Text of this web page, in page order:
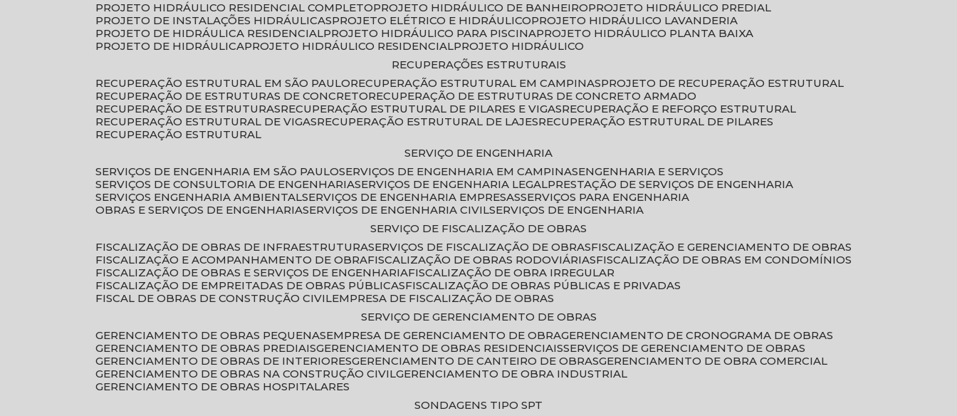
PROJETO HIDRÁULICO RESIDENCIAL COMPLETO
PROJETO HIDRÁULICO DE BANHEIRO
PROJETO HIDRÁULICO PREDIAL
PROJETO DE INSTALAÇÕES HIDRÁULICAS
PROJETO ELÉTRICO E HIDRÁULICO
PROJETO HIDRÁULICO LAVANDERIA
PROJETO DE HIDRÁULICA RESIDENCIAL
PROJETO HIDRÁULICO PARA PISCINA
PROJETO HIDRÁULICO PLANTA BAIXA
PROJETO DE HIDRÁULICA
PROJETO HIDRÁULICO RESIDENCIAL
PROJETO HIDRÁULICO
RECUPERAÇÕES ESTRUTURAIS
RECUPERAÇÃO ESTRUTURAL EM SÃO PAULO
RECUPERAÇÃO ESTRUTURAL EM CAMPINAS
PROJETO DE RECUPERAÇÃO ESTRUTURAL
RECUPERAÇÃO DE ESTRUTURAS DE CONCRETO
RECUPERAÇÃO DE ESTRUTURAS DE CONCRETO ARMADO
RECUPERAÇÃO DE ESTRUTURAS
RECUPERAÇÃO ESTRUTURAL DE PILARES E VIGAS
RECUPERAÇÃO E REFORÇO ESTRUTURAL
RECUPERAÇÃO ESTRUTURAL DE VIGAS
RECUPERAÇÃO ESTRUTURAL DE LAJES
RECUPERAÇÃO ESTRUTURAL DE PILARES
RECUPERAÇÃO ESTRUTURAL
SERVIÇO DE ENGENHARIA
SERVIÇOS DE ENGENHARIA EM SÃO PAULO SERVIÇOS DE ENGENHARIA EM CAMPINAS
ENGENHARIA E SERVIÇOS
SERVIÇOS DE CONSULTORIA DE ENGENHARIA SERVIÇOS DE ENGENHARIA LEGAL
PRESTAÇÃO DE SERVIÇOS DE ENGENHARIA
SERVIÇOS ENGENHARIA AMBIENTAL SERVIÇOS DE ENGENHARIA EMPRESAS SERVIÇOS PARA ENGENHARIA
OBRAS E SERVIÇOS DE ENGENHARIA SERVIÇOS DE ENGENHARIA CIVIL SERVIÇOS DE ENGENHARIA
SERVIÇO DE FISCALIZAÇÃO DE OBRAS
FISCALIZAÇÃO DE OBRAS DE INFRAESTRUTURA SERVIÇOS DE FISCALIZAÇÃO DE OBRAS
FISCALIZAÇÃO E GERENCIAMENTO DE OBRAS
FISCALIZAÇÃO E ACOMPANHAMENTO DE OBRA FISCALIZAÇÃO DE OBRAS RODOVIÁRIAS
FISCALIZAÇÃO DE OBRAS EM CONDOMÍNIOS
FISCALIZAÇÃO DE OBRAS E SERVIÇOS DE ENGENHARIA FISCALIZAÇÃO DE OBRA IRREGULAR
FISCALIZAÇÃO DE EMPREITADAS DE OBRAS PÚBLICAS
FISCALIZAÇÃO DE OBRAS PÚBLICAS E PRIVADAS
FISCAL DE OBRAS DE CONSTRUÇÃO CIVIL EMPRESA DE FISCALIZAÇÃO DE OBRAS
SERVIÇO DE GERENCIAMENTO DE OBRAS
GERENCIAMENTO DE OBRAS PEQUENAS
EMPRESA DE GERENCIAMENTO DE OBRA
GERENCIAMENTO DE CRONOGRAMA DE OBRAS
GERENCIAMENTO DE OBRAS PREDIAIS
GERENCIAMENTO DE OBRAS RESIDENCIAIS SERVIÇOS DE GERENCIAMENTO DE OBRAS
GERENCIAMENTO DE OBRAS DE INTERIORES
GERENCIAMENTO DE CANTEIRO DE OBRAS
GERENCIAMENTO DE OBRA COMERCIAL
GERENCIAMENTO DE OBRAS NA CONSTRUÇÃO CIVIL
GERENCIAMENTO DE OBRA INDUSTRIAL
GERENCIAMENTO DE OBRAS HOSPITALARES
SONDAGENS TIPO SPT